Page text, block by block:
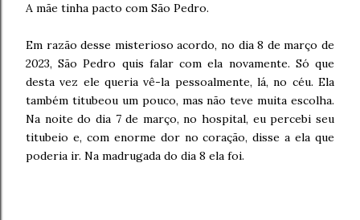
A mãe tinha pacto com São Pedro.
Em razão desse misterioso acordo, no dia 8 de março de
2023, São Pedro quis falar com ela novamente. Só que
desta vez ele queria vê-la pessoalmente, lá, no céu. Ela
também titubeou um pouco, mas não teve muita escolha.
Na noite do dia 7 de março, no hospital, eu percebi seu
titubeio e, com enorme dor no coração, disse a ela que
poderia ir. Na madrugada do dia 8 ela foi.